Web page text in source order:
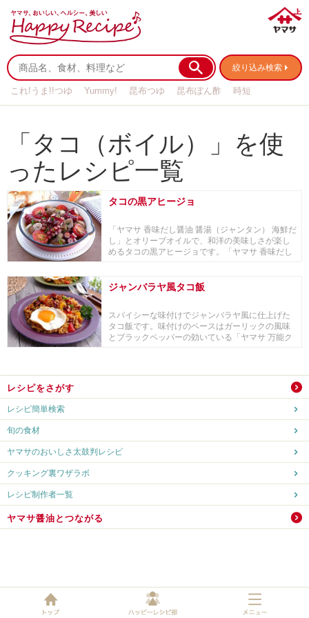
絞り込み検索
これ!うま!!つゆ Yummy! 昆布つゆ 昆布ぽん酢
時短
「タコ（ボイル）」を使
ったレシピ一覧
タコの黒アヒージョ
「ヤマサ 香味だし醤油 醤湯（ジャンタン） 海鮮だ
し」とオリーブオイルで、和洋の美味しさが楽し
めるタコの黒アヒージョです。「ヤマサ 香味だし
ジャンバラヤ風タコ飯
スパイシーな味付けでジャンバラヤ風に仕上げた
タコ飯です。味付けのベースはガーリックの風味
とブラックペッパーの効いている「ヤマサ 万能ク
レシピをさがす
レシピ簡単検索
旬の食材
ヤマサのおいしさ太鼓判レシピ
クッキング裏ワザラボ
レシピ制作者一覧
ヤマサ醤油とつながる